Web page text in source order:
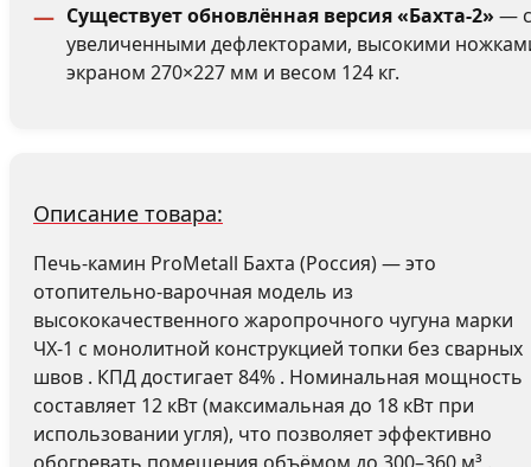
Существует обновлённая версия «Бахта-2» — с
увеличенными дефлекторами, высокими
экраном 270×227 мм и весом 124 кг.
Описание товара:
Печь-камин ProMetall Бахта (Россия) — это
отопительно-варочная модель из
высококачественного жаропрочного чугуна марки
ЧХ-1 с монолитной конструкцией топки без сварных
швов . КПД достигает 84% . Номинальная мощность
составляет 12 кВт (максимальная до 18 кВт при
использовании угля), что позволяет эффективно